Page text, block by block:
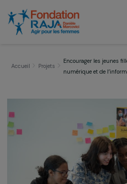
Encourager les